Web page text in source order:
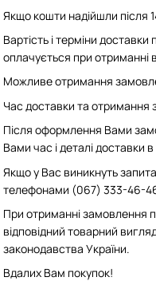
Якщо кошти надійшли після
Вартість і терміни
оплачується при отриманні
Можливе отримання
Час доставки та отримання
Після оформлення Вами
Вами час і деталі доставки
Якщо у Вас виникнуть
телефонами (067) 333-46-
При отриманні замовлення
відповідний товарний
законодавства України.
Вдалих Вам покупок!